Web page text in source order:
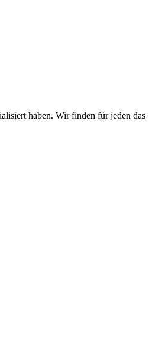
haben. Wir finden für jeden das